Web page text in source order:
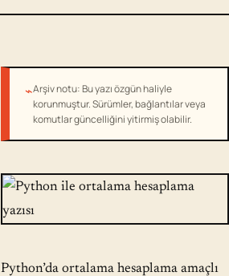
⌁Arşiv notu: Bu yazı özgün haliyle
korunmuştur. Sürümler, bağlantılar veya
komutlar güncelliğini yitirmiş olabilir.
Python’da ortalama hesaplama amaçlı